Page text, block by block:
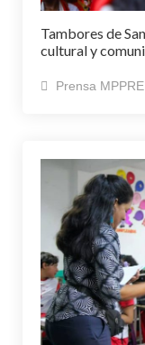
Tambores de
cultural y
Prensa MPPRE